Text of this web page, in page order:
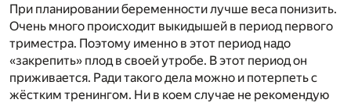
При планировании беременности лучше веса понизить.
Очень много происходит выкидышей в период первого
триместра. Поэтому именно в этот период надо
«закрепить» плод в своей утробе. В этот период он
приживается. Ради такого дела можно и потерпеть с
жёстким тренингом. Ни в коем случае не рекомендую